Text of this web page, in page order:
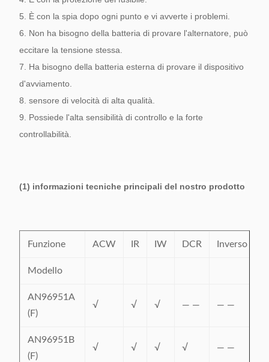
5. È con la spia dopo ogni punto e vi avverte i problemi.
6. Non ha bisogno della batteria di provare l'alternatore, può
eccitare la tensione stessa.
7. Ha bisogno della batteria esterna di provare il dispositivo
d'avviamento.
8. sensore di velocità di alta qualità.
9. Possiede l'alta sensibilità di controllo e la forte
controllabilità.
(1) informazioni tecniche principali del nostro prodotto
Funzione ACW IR IW DCR Inverso
Modello
AN96951A
(F)
√ √ √ — — — —
AN96951B
(F)
√ √ √ √ — —